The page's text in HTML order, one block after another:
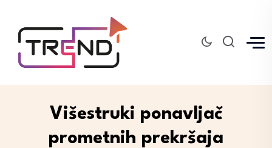
Višestruki ponavljač
prometnih prekršaja